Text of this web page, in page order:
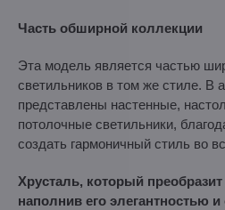
Часть обширной коллекции
Эта модель является частью
светильников в том же стиле. В
представлены настенные,
потолочные светильники,
создать гармоничный стиль во
Хрусталь, который
наполнив его элегантностью и